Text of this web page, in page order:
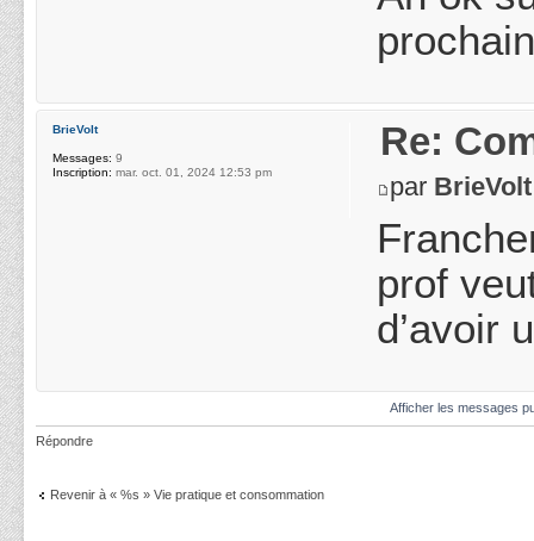
Re:
par BrieVolt
prof
d’avoir
BrieVolt
Messages: 9
Inscription: mar. oct. 01, 2024 12:53 pm
Afficher les messages
Répondre
Revenir à « %s » Vie pratique et consommation